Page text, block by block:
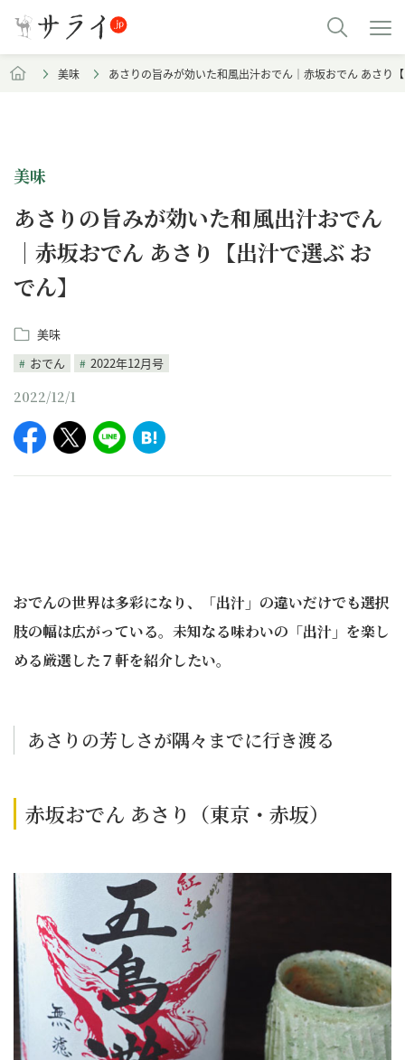
美味 あさりの旨みが効いた和風出汁おでん｜赤坂おでん あさり
美味
あさりの旨みが効いた和風出汁おでん
｜赤坂おでん あさり【出汁で選ぶ お
でん】
美味
おでん
2022年12月号
2022/12/1
おでんの世界は多彩になり、「出汁」の違いだけでも選択
肢の幅は広がっている。未知なる味わいの「出汁」を楽し
める厳選した７軒を紹介したい。
あさりの芳しさが隅々までに行き渡る
赤坂おでん あさり（東京・赤坂）